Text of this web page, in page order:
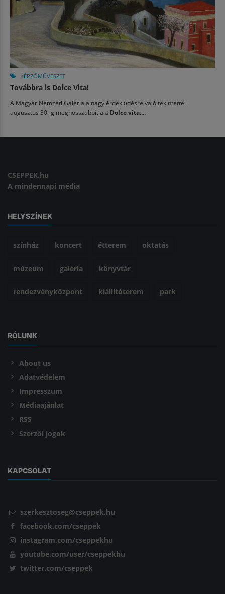
KÉPZŐMŰVÉSZET
Továbbra is Dolce Vita!
A Magyar Nemzeti Galéria a nagy érdeklődésre való tekintettel
augusztus 30-ig meghosszabbítja a Dolce vita....
CSEPPEK.hu
A mindennapi média
HELYSZÍNEK
színház koncert étterem oktatás
múzeum galéria könyvtár
rendezvényközpont kiállítóterem park
RÓLUNK
About us
Adatvédelem
Impresszum
Médiaajánlat
RSS
Szerzői jogok
KAPCSOLAT
szerkesztoseg@cseppek.hu
facebook.com/cseppek
instagram.com/cseppekhu
youtube.com/user/cseppekhu
twitter.com/cseppek